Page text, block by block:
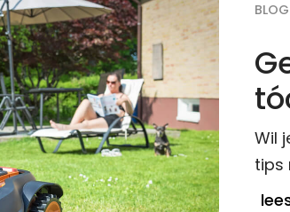
BLOG
Wil
tips